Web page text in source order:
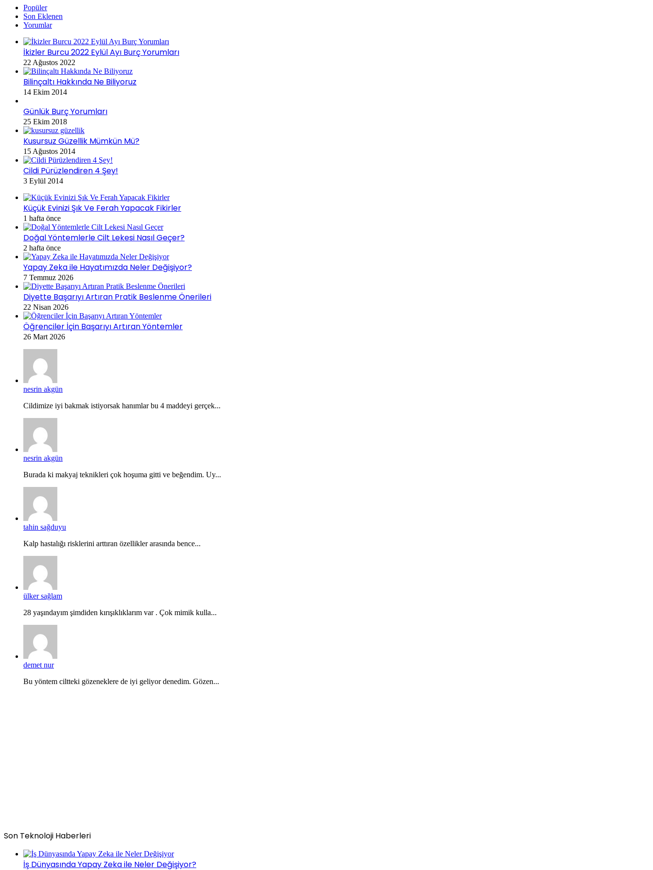
Popüler
Son Eklenen
Yorumlar
İkizler Burcu 2022 Eylül Ayı Burç Yorumları
22 Ağustos 2022
Bilinçaltı Hakkında Ne Biliyoruz
14 Ekim 2014
Günlük Burç Yorumları
25 Ekim 2018
Kusursuz Güzellik Mümkün Mü?
15 Ağustos 2014
Cildi Pürüzlendiren 4 Şey!
3 Eylül 2014
Küçük Evinizi Şık Ve Ferah Yapacak Fikirler
1 hafta önce
Doğal Yöntemlerle Cilt Lekesi Nasıl Geçer?
2 hafta önce
Yapay Zeka ile Hayatımızda Neler Değişiyor?
7 Temmuz 2026
Diyette Başarıyı Artıran Pratik Beslenme Önerileri
22 Nisan 2026
Öğrenciler İçin Başarıyı Artıran Yöntemler
26 Mart 2026
nesrin akgün
Cildimize iyi bakmak istiyorsak hanımlar bu 4 maddeyi gerçek...
nesrin akgün
Burada ki makyaj teknikleri çok hoşuma gitti ve beğendim. Uy...
tahin sağduyu
Kalp hastalığı risklerini arttıran özellikler arasında bence...
ülker sağlam
28 yaşındayım şimdiden kırışıklıklarım var . Çok mimik kulla...
demet nur
Bu yöntem ciltteki gözeneklere de iyi geliyor denedim. Gözen...
Son Teknoloji Haberleri
İş Dünyasında Yapay Zeka ile Neler Değişiyor?